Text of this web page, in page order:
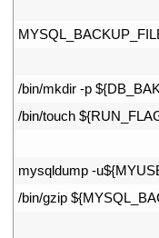
/bin/mkdir -p ${
/bin/touch ${
mysqldump -u${
/bin/gzip ${